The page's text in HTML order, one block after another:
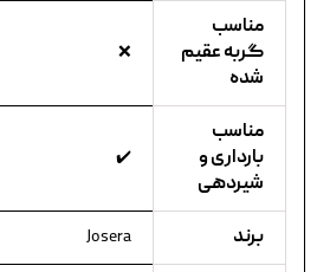
مناسب
گربه عقیم
شده
❌
مناسب
بارداری و
شیردهی
✔️
برند Josera